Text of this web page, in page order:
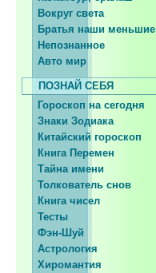
Вокруг света
Братья наши меньшие
Непознанное
Авто мир
ПОЗНАЙ СЕБЯ
Гороскоп на сегодня
Знаки Зодиака
Китайский гороскоп
Книга Перемен
Тайна имени
Толкователь снов
Книга чисел
Тесты
Фэн-Шуй
Астрология
Хиромантия